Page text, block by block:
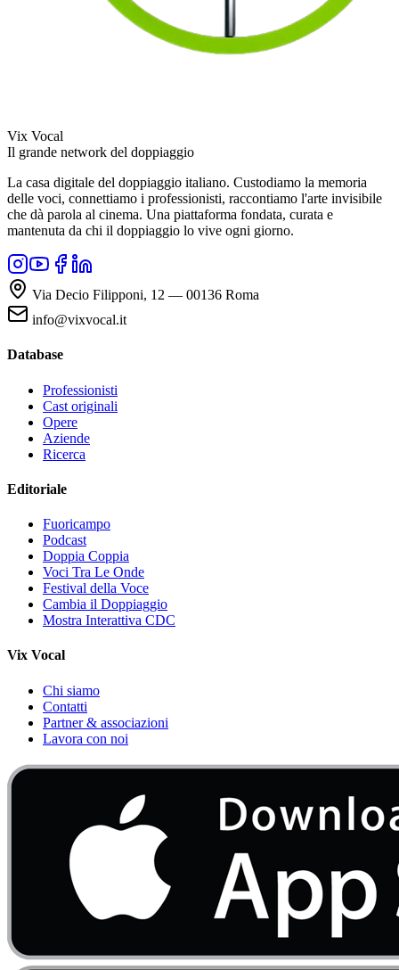
Vix Vocal
Il grande network del doppiaggio
La casa digitale del doppiaggio italiano. Custodiamo la memoria
delle voci, connettiamo i professionisti, raccontiamo l'arte invisibile
che dà parola al cinema. Una piattaforma fondata, curata e
mantenuta da chi il doppiaggio lo vive ogni giorno.
Via Decio Filipponi, 12 — 00136 Roma
info@vixvocal.it
Database
Professionisti
Cast originali
Opere
Aziende
Ricerca
Editoriale
Fuoricampo
Podcast
Doppia Coppia
Voci Tra Le Onde
Festival della Voce
Cambia il Doppiaggio
Mostra Interattiva CDC
Vix Vocal
Chi siamo
Contatti
Partner & associazioni
Lavora con noi